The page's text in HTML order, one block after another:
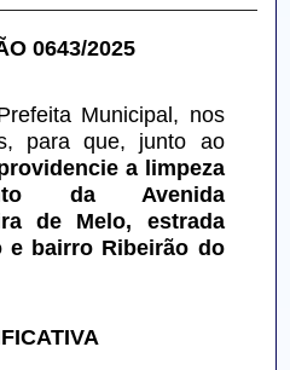
0643/2025
Municipal, nos
para que, junto ao
a limpeza
da Avenida
de Melo, estrada
e bairro Ribeirão do